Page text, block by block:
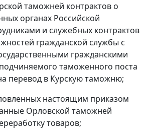
таможней контрактов о
органах Российской
и служебных контрактов
гражданской службы с
гражданскими
таможенного поста
перевод в Курскую таможню;
настоящим приказом
Орловской таможней
товаров;